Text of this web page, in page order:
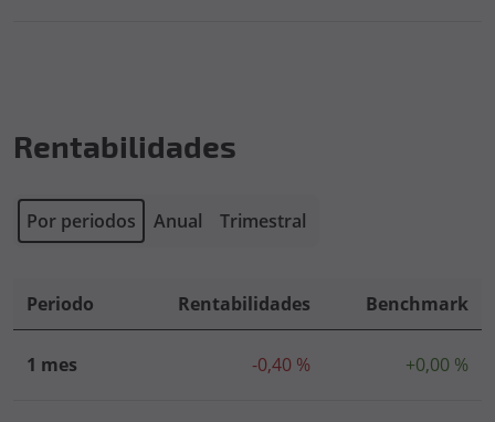
Rentabilidades
Por periodos Anual Trimestral
Periodo Rentabilidades Benchmark
1 mes -0,40 % +0,00 %